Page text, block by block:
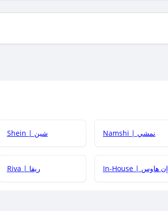
Shein | شين Namshi | نمشي
Riva | ريفا In-House | إن هاوس